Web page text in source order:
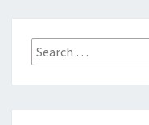
Search
for: